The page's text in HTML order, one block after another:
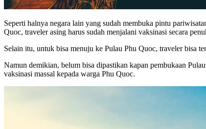
Seperti halnya negara lain yang sudah membuka pintu
Quoc, traveler asing harus sudah menjalani vaksinasi secara
Selain itu, untuk bisa menuju ke Pulau Phu Quoc, traveler bisa
Namun demikian, belum bisa dipastikan kapan pembukaan
vaksinasi massal kepada warga Phu Quoc.